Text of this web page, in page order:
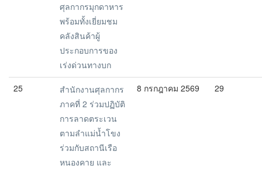
ศุลกากรมุกดาหาร
พร้อมทั้งเยี่ยมชม
คลังสินค้าผู้
ประกอบการของ
เร่งด่วนทางบก
25
สำนักงานศุลกากร
ภาคที่ 2 ร่วมปฏิบัติ
การลาดตระเวน
ตามลำแม่น้ำโขง
ร่วมกับสถานีเรือ
หนองคาย และ
8 กรกฎาคม 2569 29